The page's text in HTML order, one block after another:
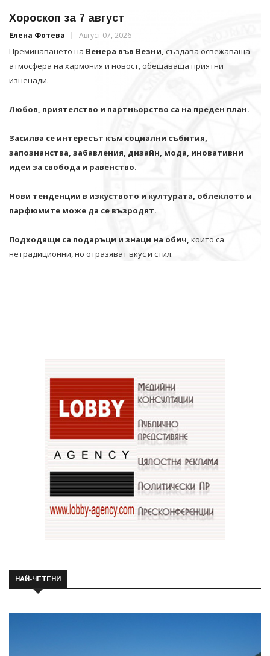
Хороскоп за 7 август
Елена Фотева Август 07, 2026
Преминаването на Венера във Везни, създава освежаваща
атмосфера на хармония и новост, обещаваща приятни
изненади.
Любов, приятелство и партньорство са на преден план.
Засилва се интересът към социални събития,
запознанства, забавления, дизайн, мода, иновативни
идеи за свобода и равенство.
Нови тенденции в изкуството и културата, облеклото и
парфюмите може да се възродят.
Подходящи са подаръци и знаци на обич, които са
нетрадиционни, но отразяват вкус и стил.
НАЙ-ЧЕТЕНИ